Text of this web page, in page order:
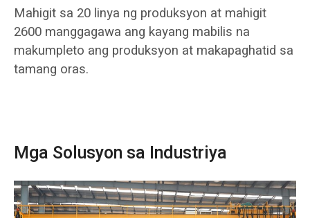
Mahigit sa 20 linya ng produksyon at mahigit
2600 manggagawa ang kayang mabilis na
makumpleto ang produksyon at makapaghatid sa
tamang oras.
Mga Solusyon sa Industriya